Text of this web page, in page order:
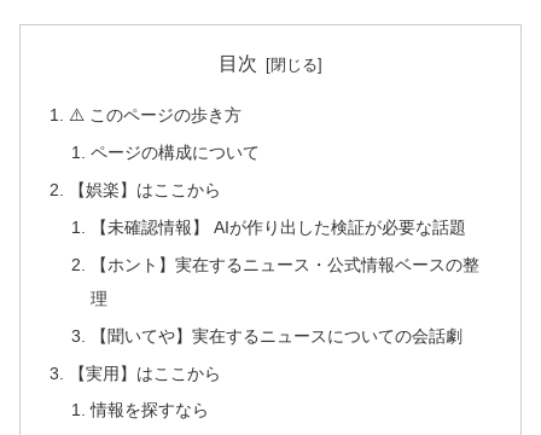
目次
⚠️ このページの歩き方
ページの構成について
【娯楽】はここから
【未確認情報】 AIが作り出した検証が必要な話題
【ホント】実在するニュース・公式情報ベースの整
理
【聞いてや】実在するニュースについての会話劇
【実用】はここから
情報を探すなら